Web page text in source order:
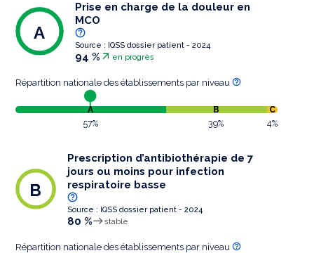
Prise en charge de la douleur en
MCO
Source : IQSS dossier patient - 2024
94 % en progrès
A
Répartition nationale des établissements par niveau
A B C
57% 39% 4%
Prescription d’antibiothérapie de 7
jours ou moins pour infection
respiratoire basse
Source : IQSS dossier patient - 2024
80 % stable
B
Répartition nationale des établissements par niveau